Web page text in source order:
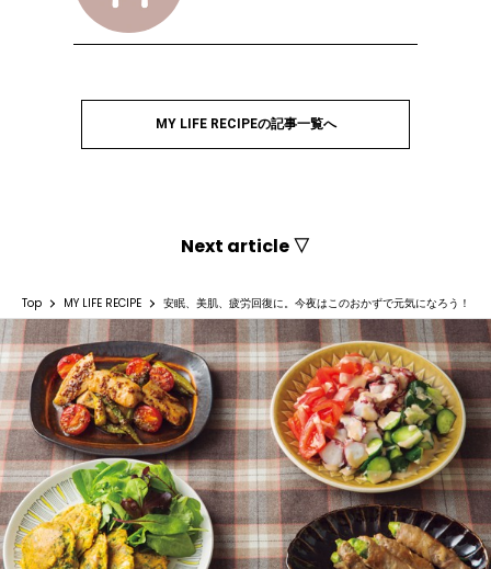
MY LIFE RECIPEの記事一覧へ
Next article ▽
Top MY LIFE RECIPE 安眠、美肌、疲労回復に。今夜はこのおかずで元気になろう！